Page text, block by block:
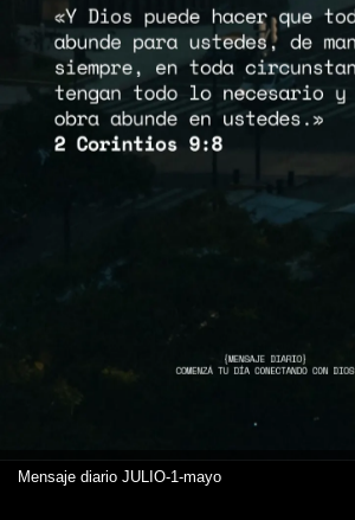
Mensaje diario JULIO-1-mayo